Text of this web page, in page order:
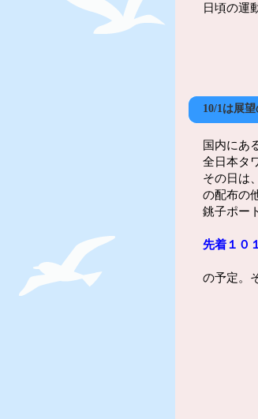
日頃の運
10/1は展
国内にあ
全日本タ
その日は
の配布の
銚子ポー
先着１０
の予定。